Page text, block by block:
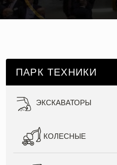
ПАРК ТЕХНИКИ
ЭКСКАВАТОРЫ
КОЛЕСНЫЕ